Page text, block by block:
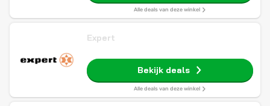
Alle deals van deze winkel
Expert
Bekijk deals
Alle deals van deze winkel